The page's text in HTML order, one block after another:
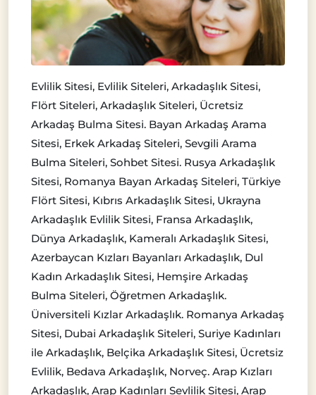
Evlilik Sitesi, Evlilik Siteleri, Arkadaşlık Sitesi,
Flört Siteleri, Arkadaşlık Siteleri, Ücretsiz
Arkadaş Bulma Sitesi. Bayan Arkadaş Arama
Sitesi, Erkek Arkadaş Siteleri, Sevgili Arama
Bulma Siteleri, Sohbet Sitesi. Rusya Arkadaşlık
Sitesi, Romanya Bayan Arkadaş Siteleri, Türkiye
Flört Sitesi, Kıbrıs Arkadaşlık Sitesi, Ukrayna
Arkadaşlık Evlilik Sitesi, Fransa Arkadaşlık,
Dünya Arkadaşlık, Kameralı Arkadaşlık Sitesi,
Azerbaycan Kızları Bayanları Arkadaşlık, Dul
Kadın Arkadaşlık Sitesi, Hemşire Arkadaş
Bulma Siteleri, Öğretmen Arkadaşlık.
Üniversiteli Kızlar Arkadaşlık. Romanya Arkadaş
Sitesi, Dubai Arkadaşlık Siteleri, Suriye Kadınları
ile Arkadaşlık, Belçika Arkadaşlık Sitesi, Ücretsiz
Evlilik, Bedava Arkadaşlık, Norveç. Arap Kızları
Arkadaşlık, Arap Kadınları Sevlilik Sitesi, Arap